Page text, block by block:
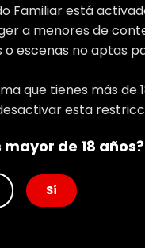
Familiar está
a menores de
o escenas no aptas
que tienes más de
esta
mayor de 18 años?
Sí